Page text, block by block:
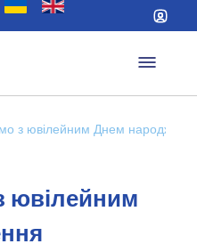
з ювілейним Днем народження
ювілейним